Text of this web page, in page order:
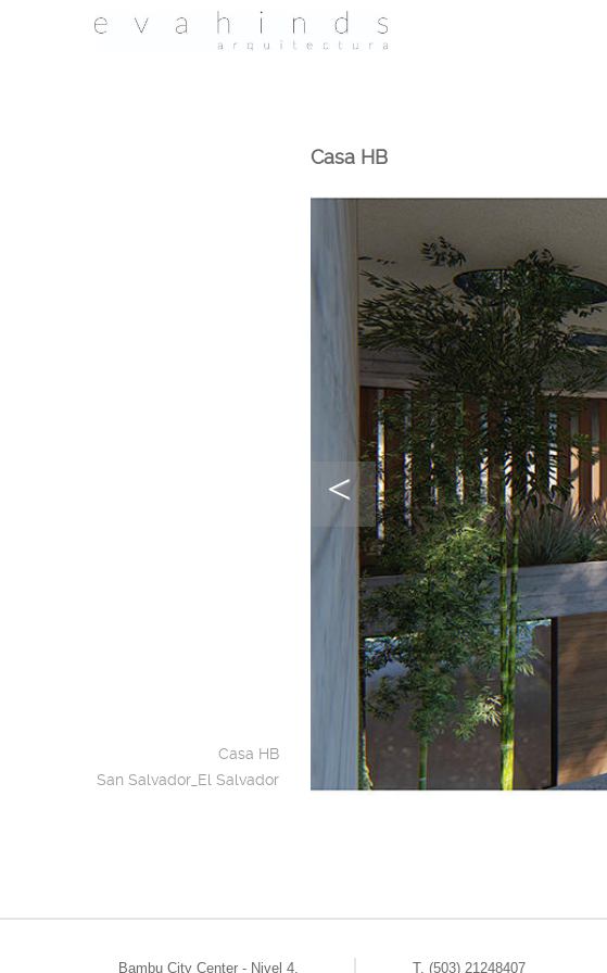
Casa HB
San Salvador_El Salvador
Casa HB
Bambu City Center - Nivel 4. T. (503) 21248407